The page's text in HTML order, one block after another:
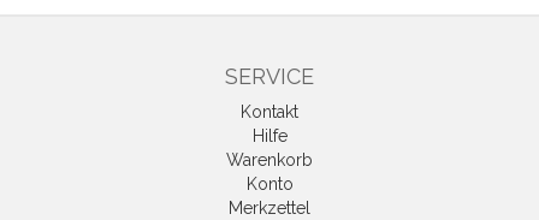
SERVICE
Kontakt
Hilfe
Warenkorb
Konto
Merkzettel